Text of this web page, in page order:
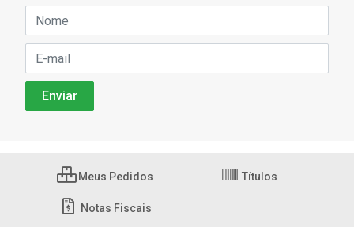
Meus Pedidos Títulos
Notas Fiscais